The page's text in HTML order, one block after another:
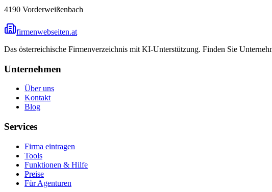
4190 Vorderweißenbach
firmenwebseiten.at
Das österreichische Firmenverzeichnis mit KI-Unterstützung. Finden Sie
Unternehmen
Über uns
Kontakt
Blog
Services
Firma eintragen
Tools
Funktionen & Hilfe
Preise
Für Agenturen